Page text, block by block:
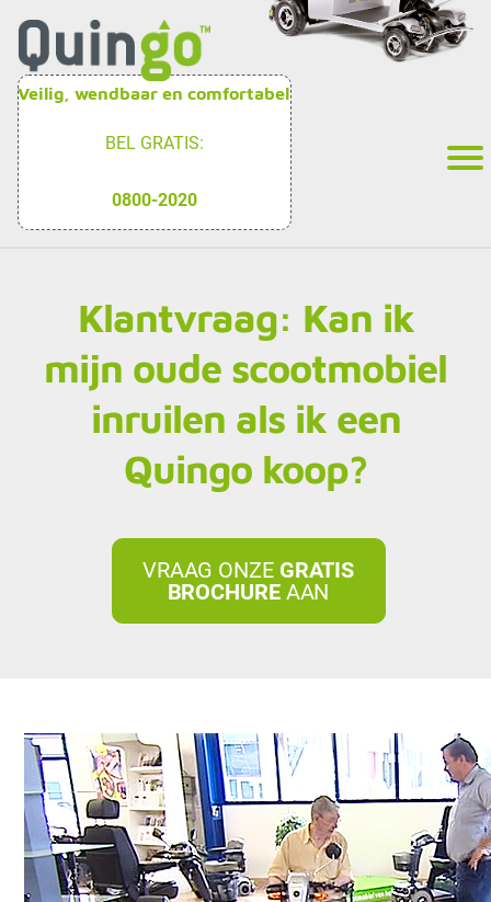
Veilig, wendbaar en comfortabel
BEL GRATIS:
0800-2020
Klantvraag: Kan ik
mijn oude scootmobiel
inruilen als ik een
Quingo koop?
VRAAG ONZE GRATIS
BROCHUREAAN